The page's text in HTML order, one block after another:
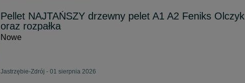
Pellet NAJTAŃSZY drzewny pelet A1 A2 Feniks Olczyk
oraz rozpałka
Nowe
Jastrzębie-Zdrój - 01 sierpnia 2026